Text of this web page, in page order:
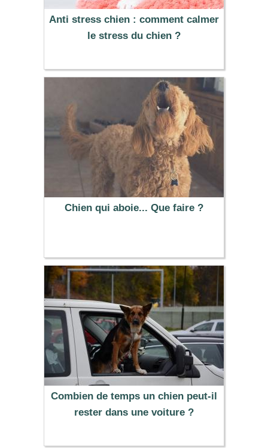
Anti stress chien : comment calmer
le stress du chien ?
Chien qui aboie... Que faire ?
Combien de temps un chien peut-il
rester dans une voiture ?